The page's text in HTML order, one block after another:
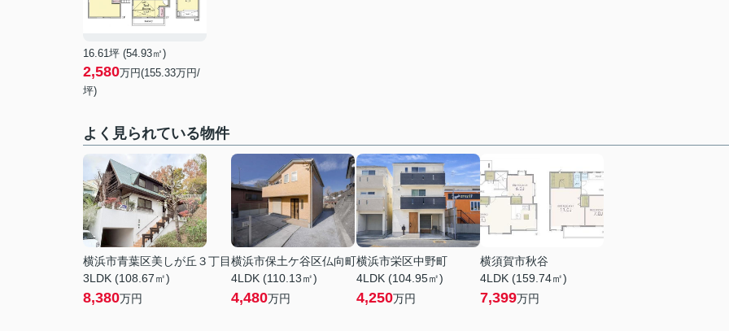
16.61坪 (54.93㎡)
2,580万円(155.33万円/
坪)
よく見られている物件
横浜市青葉区美しが丘３丁目
3LDK (108.67㎡)
8,380万円
横浜市保土ケ谷区仏向町
4LDK (110.13㎡)
4,480万円
横浜市栄区中野町
4LDK (104.95㎡)
4,250万円
横須賀市秋谷
4LDK (159.74㎡)
7,399万円